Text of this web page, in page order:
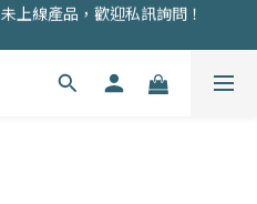
歡迎直接下單！
上線產品，歡迎私訊詢問！